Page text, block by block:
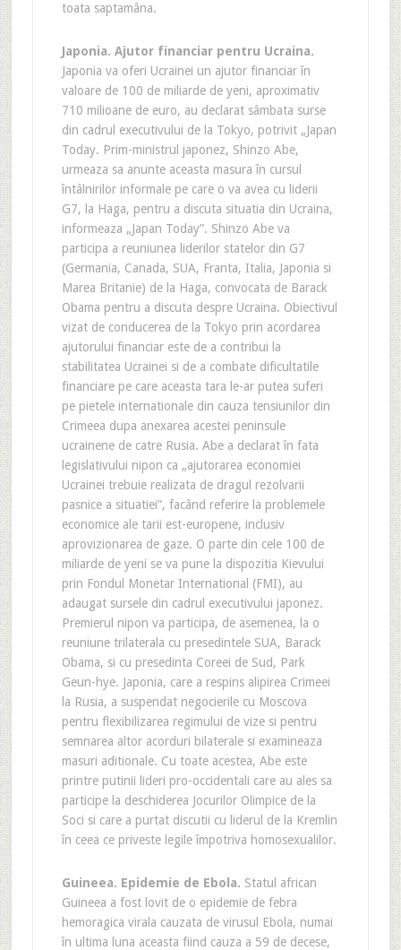
toata saptamâna.
Japonia. Ajutor financiar pentru Ucraina.
Japonia va oferi Ucrainei un ajutor financiar în
valoare de 100 de miliarde de yeni, aproximativ
710 milioane de euro, au declarat sâmbata surse
din cadrul executivului de la Tokyo, potrivit „Japan
Today. Prim-ministrul japonez, Shinzo Abe,
urmeaza sa anunte aceasta masura în cursul
întâlnirilor informale pe care o va avea cu liderii
G7, la Haga, pentru a discuta situatia din Ucraina,
informeaza „Japan Today”. Shinzo Abe va
participa a reuniunea liderilor statelor din G7
(Germania, Canada, SUA, Franta, Italia, Japonia si
Marea Britanie) de la Haga, convocata de Barack
Obama pentru a discuta despre Ucraina. Obiectivul
vizat de conducerea de la Tokyo prin acordarea
ajutorului financiar este de a contribui la
stabilitatea Ucrainei si de a combate dificultatile
financiare pe care aceasta tara le-ar putea suferi
pe pietele internationale din cauza tensiunilor din
Crimeea dupa anexarea acestei peninsule
ucrainene de catre Rusia. Abe a declarat în fata
legislativului nipon ca „ajutorarea economiei
Ucrainei trebuie realizata de dragul rezolvarii
pasnice a situatiei”, facând referire la problemele
economice ale tarii est-europene, inclusiv
aprovizionarea de gaze. O parte din cele 100 de
miliarde de yeni se va pune la dispozitia Kievului
prin Fondul Monetar International (FMI), au
adaugat sursele din cadrul executivului japonez.
Premierul nipon va participa, de asemenea, la o
reuniune trilaterala cu presedintele SUA, Barack
Obama, si cu presedinta Coreei de Sud, Park
Geun-hye. Japonia, care a respins alipirea Crimeei
la Rusia, a suspendat negocierile cu Moscova
pentru flexibilizarea regimului de vize si pentru
semnarea altor acorduri bilaterale si examineaza
masuri aditionale. Cu toate acestea, Abe este
printre putinii lideri pro-occidentali care au ales sa
participe la deschiderea Jocurilor Olimpice de la
Soci si care a purtat discutii cu liderul de la Kremlin
în ceea ce priveste legile împotriva homosexualilor.
Guineea. Epidemie de Ebola. Statul african
Guineea a fost lovit de o epidemie de febra
hemoragica virala cauzata de virusul Ebola, numai
în ultima luna aceasta fiind cauza a 59 de decese,